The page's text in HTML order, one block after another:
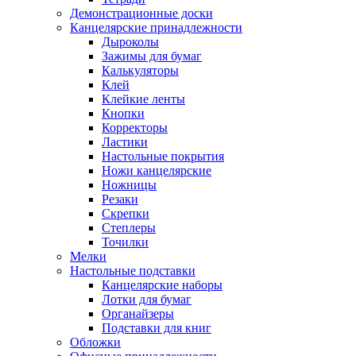
Демонстрационные доски
Канцелярские принадлежности
Дыроколы
Зажимы для бумаг
Калькуляторы
Клей
Клейкие ленты
Кнопки
Корректоры
Ластики
Настольные покрытия
Ножи канцелярские
Ножницы
Резаки
Скрепки
Степлеры
Точилки
Мелки
Настольные подставки
Канцелярские наборы
Лотки для бумаг
Органайзеры
Подставки для книг
Обложки